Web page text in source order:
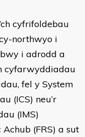
cyfrifoldebau
northwyo i
i adrodd a
cyfarwyddiadau
fel y System
(ICS) neu’r
(IMS)
(FRS) a sut